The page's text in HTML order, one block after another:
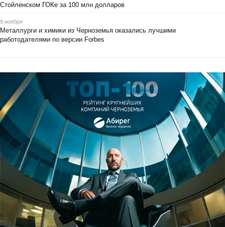
Стойленском ГОКе за 100 млн долларов
9 ноября
Металлурги и химики из Черноземья оказались лучшими
работодателями по версии Forbes